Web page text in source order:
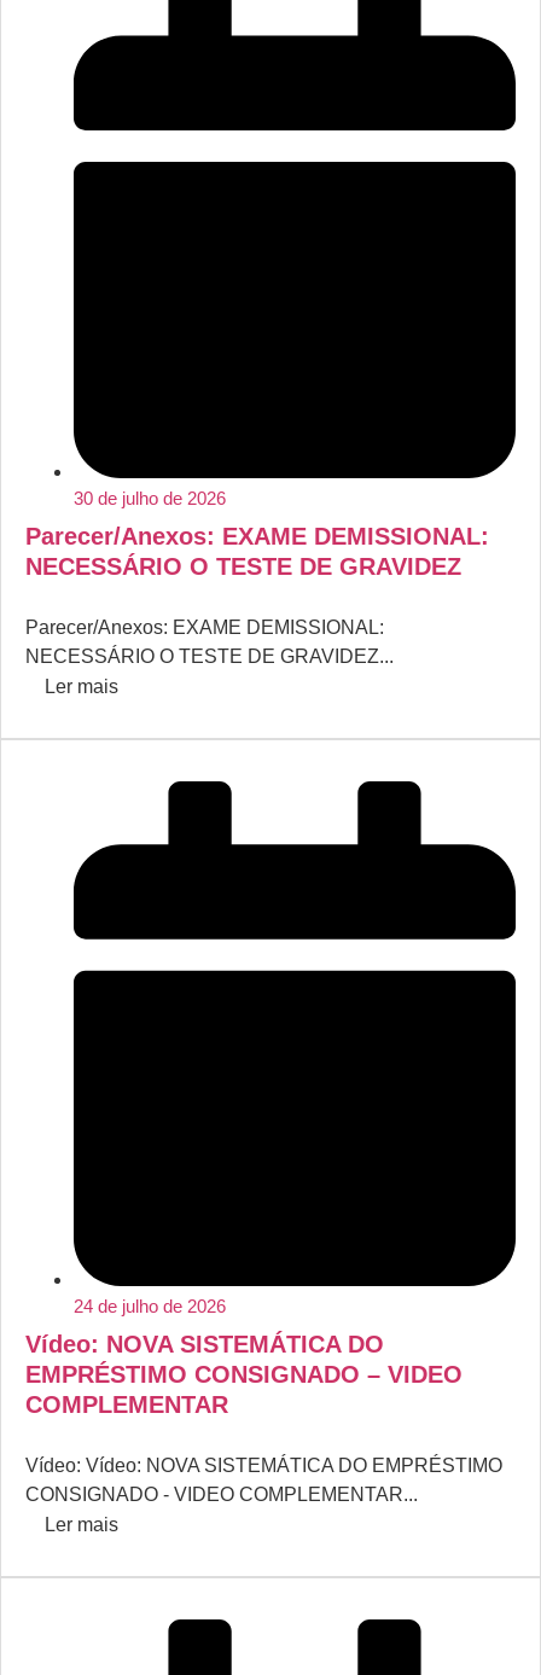
30 de julho de 2026
Parecer/Anexos: EXAME DEMISSIONAL:
NECESSÁRIO O TESTE DE GRAVIDEZ
Parecer/Anexos: EXAME DEMISSIONAL:
NECESSÁRIO O TESTE DE GRAVIDEZ...
Ler mais
24 de julho de 2026
Vídeo: NOVA SISTEMÁTICA DO
EMPRÉSTIMO CONSIGNADO – VIDEO
COMPLEMENTAR
Vídeo: Vídeo: NOVA SISTEMÁTICA DO EMPRÉSTIMO
CONSIGNADO - VIDEO COMPLEMENTAR...
Ler mais